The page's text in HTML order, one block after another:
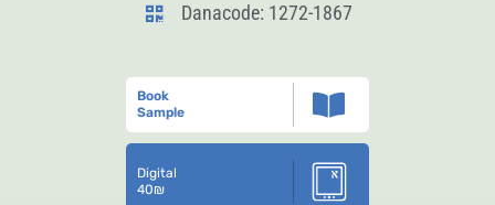
Danacode: 1272-1867
Book
Sample
Digital
40₪